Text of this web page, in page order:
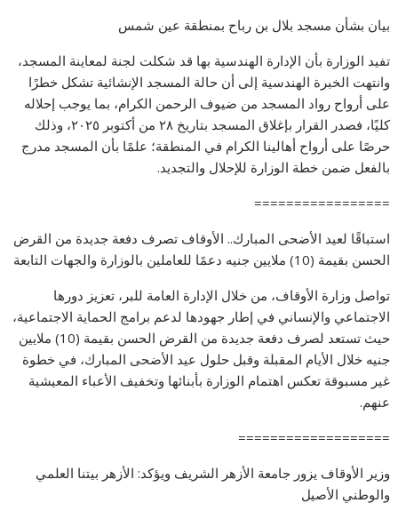
بيان بشأن مسجد بلال بن رباح بمنطقة عين شمس
تفيد الوزارة بأن الإدارة الهندسية بها قد شكلت لجنة لمعاينة المسجد،
وانتهت الخبرة الهندسية إلى أن حالة المسجد الإنشائية تشكل خطرًا
على أرواح رواد المسجد من ضيوف الرحمن الكرام، بما يوجب إحلاله
كليًا، فصدر القرار بإغلاق المسجد بتاريخ ٢٨ من أكتوبر ٢٠٢٥، وذلك
حرصًا على أرواح أهالينا الكرام في المنطقة؛ علمًا بأن المسجد مدرج
بالفعل ضمن خطة الوزارة للإحلال والتجديد.
=================
استباقًا لعيد الأضحى المبارك.. الأوقاف تصرف دفعة جديدة من القرض
الحسن بقيمة (10) ملايين جنيه دعمًا للعاملين بالوزارة والجهات التابعة
تواصل وزارة الأوقاف، من خلال الإدارة العامة للبر، تعزيز دورها
الاجتماعي والإنساني في إطار جهودها لدعم برامج الحماية الاجتماعية،
حيث تستعد لصرف دفعة جديدة من القرض الحسن بقيمة (10) ملايين
جنيه خلال الأيام المقبلة وقبل حلول عيد الأضحى المبارك، في خطوة
غير مسبوقة تعكس اهتمام الوزارة بأبنائها وتخفيف الأعباء المعيشية
عنهم.
===================
وزير الأوقاف يزور جامعة الأزهر الشريف ويؤكد: الأزهر بيتنا العلمي
والوطني الأصيل